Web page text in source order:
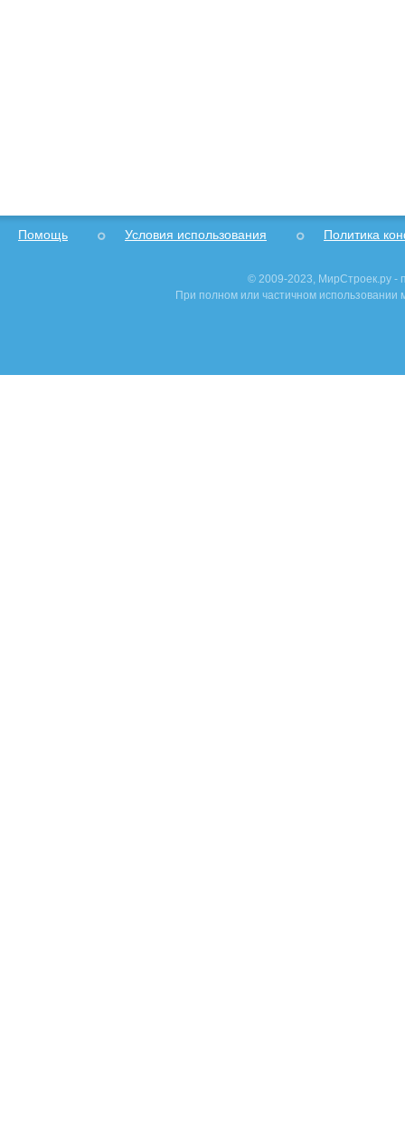
Помощь Условия использования Политика
© 2009-2023, МирСтроек.ру -
При полном или частичном использовании